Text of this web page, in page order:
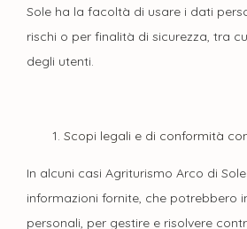
Sole ha la facoltà di usare i dati
rischi o per finalità di sicurezza, tra
degli utenti.
Scopi legali e di conformità
In alcuni casi Agriturismo Arco di
informazioni fornite, che potrebbero
personali, per gestire e risolvere